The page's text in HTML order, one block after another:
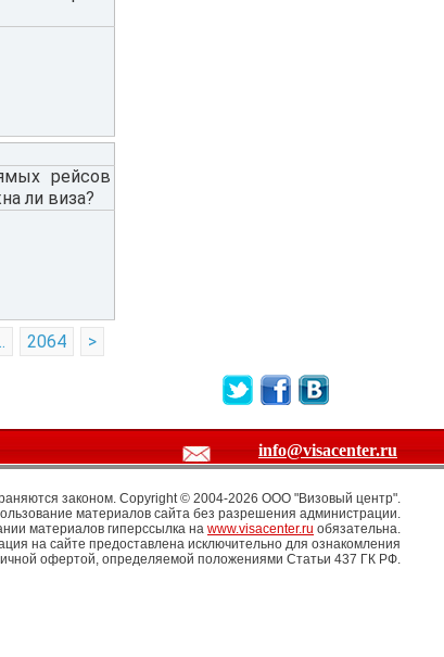
рейсов
ли виза?
2064 >
info@visacenter.ru
законом. Copyright © 2004-2026 OOO "Визовый центр".
материалов сайта без разрешения администрации.
материалов гиперссылка на www.visacenter.ru обязательна.
на сайте предоставлена исключительно для ознакомления
офертой, определяемой положениями Статьи 437 ГК РФ.